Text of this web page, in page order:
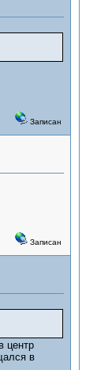
Записан
Записан
центр
в